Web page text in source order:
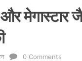
मेगास्टार
0 Comments